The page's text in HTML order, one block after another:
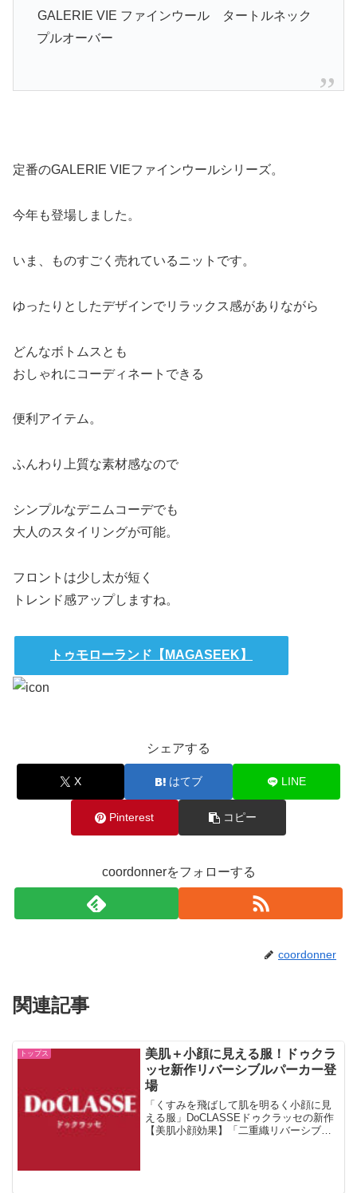
GALERIE VIE ファインウール タートルネック
プルオーバー
定番のGALERIE VIEファインウールシリーズ。
今年も登場しました。
いま、ものすごく売れているニットです。
ゆったりとしたデザインでリラックス感がありながら
どんなボトムスとも
おしゃれにコーディネートできる
便利アイテム。
ふんわり上質な素材感なので
シンプルなデニムコーデでも
大人のスタイリングが可能。
フロントは少し太が短く
トレンド感アップしますね。
トゥモローランド【MAGASEEK】
シェアする
X はてブ LINE
Pinterest コピー
coordonnerをフォローする
coordonner
関連記事
トップス
美肌＋小顔に見える服！ドゥクラ
ッセ新作リバーシブルパーカー登
場
「くすみを飛ばして肌を明るく小顔に見
える服」DoCLASSEドゥクラッセの新作
【美肌小顔効果】「二重織リバーシブ